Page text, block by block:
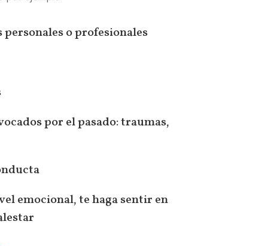
o profesionales
por el pasado: traumas,
emocional, te haga sentir en